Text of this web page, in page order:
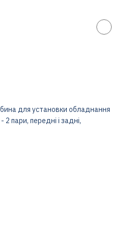
для установки обладнання
пари, передні і задні,